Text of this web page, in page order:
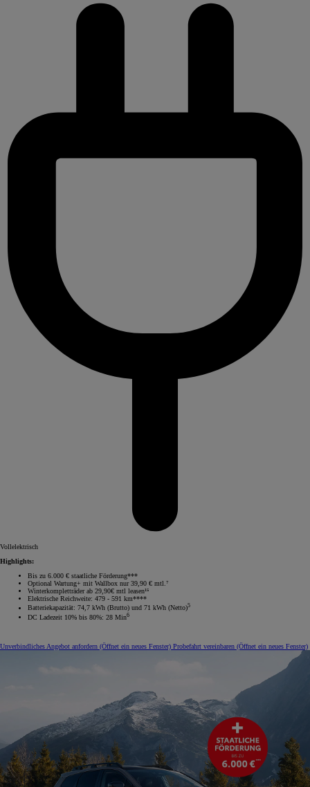
Vollelektrisch
Highlights:
Bis zu 6.000 € staatliche Förderung***
Optional Wartung+ mit Wallbox nur 39,90 € mtl.⁷
Winterkompletträder ab 29,90€ mtl leasen¹⁵
Elektrische Reichweite: 479 - 591 km****
Batteriekapazität: 74,7 kWh (Brutto) und 71 kWh (Netto)5
DC Ladezeit 10% bis 80%: 28 Min6
Unverbindliches Angebot anfordern (Öffnet ein neues Fenster) Probefahrt vereinbaren (Öffnet ein neues Fenster)